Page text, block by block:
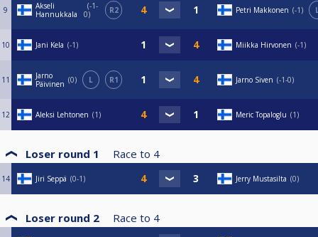
9
Akseli
Hannukkala
-1-
0
R2 Petri Makkonen -1
10 Jani Kela -1 Miikka Hirvonen -1
11
Jarno
Päivinen
0 L R1 Jarno Siven -1-0
12 Aleksi Lehtonen 1 Meric Topaloglu 1
Loser round 1 Race to 4
14 Jiri Seppä 0-1 Jerry Mustasilta 0
Loser round 2 Race to 4